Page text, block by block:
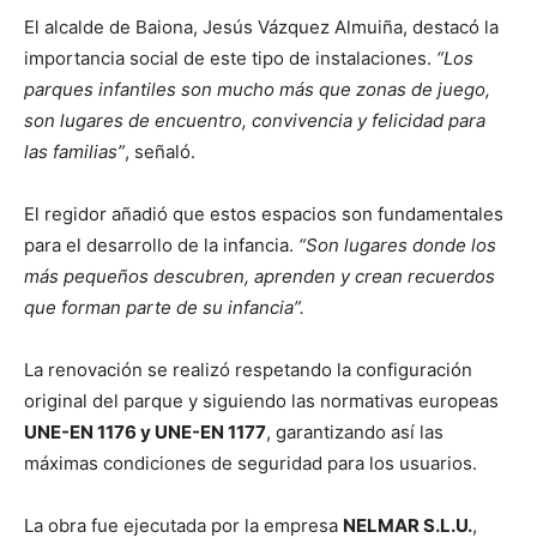
El alcalde de Baiona, Jesús Vázquez Almuiña, destacó la
importancia social de este tipo de instalaciones. “Los
parques infantiles son mucho más que zonas de juego,
son lugares de encuentro, convivencia y felicidad para
las familias”, señaló.
El regidor añadió que estos espacios son fundamentales
para el desarrollo de la infancia. “Son lugares donde los
más pequeños descubren, aprenden y crean recuerdos
que forman parte de su infancia”.
La renovación se realizó respetando la configuración
original del parque y siguiendo las normativas europeas
UNE-EN 1176 y UNE-EN 1177, garantizando así las
máximas condiciones de seguridad para los usuarios.
La obra fue ejecutada por la empresa NELMAR S.L.U.,